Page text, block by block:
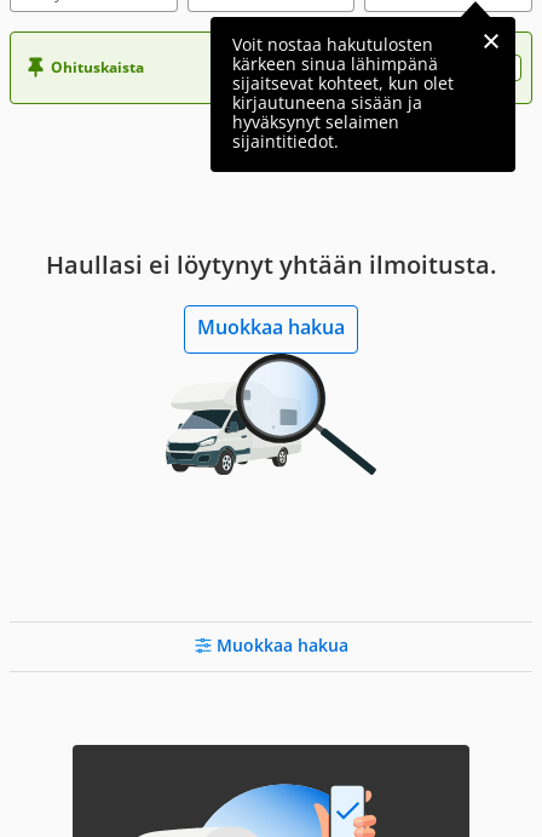
Voit nostaa hakutulosten
kärkeen sinua lähimpänä
sijaitsevat kohteet, kun olet
kirjautuneena sisään ja
hyväksynyt selaimen
sijaintitiedot.
Ohituskaista Nosta ilmoituksesi tähän?
Haullasi ei löytynyt yhtään ilmoitusta.
Muokkaa hakua
Muokkaa hakua